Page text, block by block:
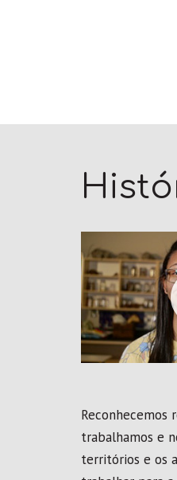
trabalhamos e
territórios e os